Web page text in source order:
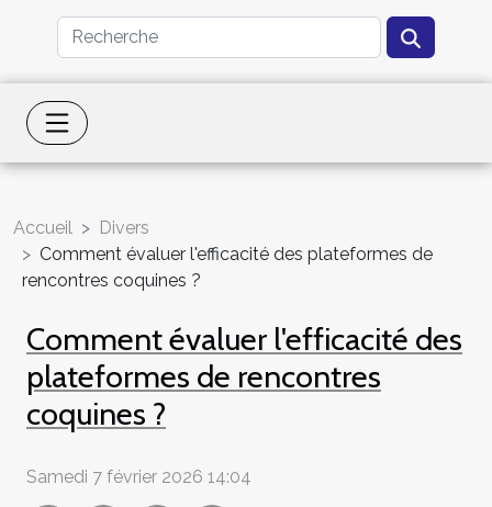
Accueil
Divers
Comment évaluer l'efficacité des plateformes de
rencontres coquines ?
Comment évaluer l'efficacité des
plateformes de rencontres
coquines ?
Samedi 7 février 2026 14:04